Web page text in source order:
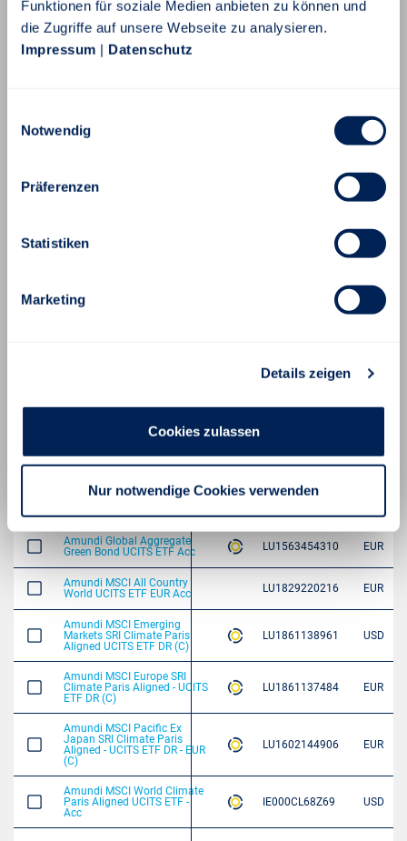
Funktionen für soziale Medien anbieten zu können und
die Zugriffe auf unsere Webseite zu analysieren.
Impressum | Datenschutz
Notwendig
Präferenzen
Statistiken
Marketing
Details zeigen
Cookies zulassen
Nur notwendige Cookies verwenden